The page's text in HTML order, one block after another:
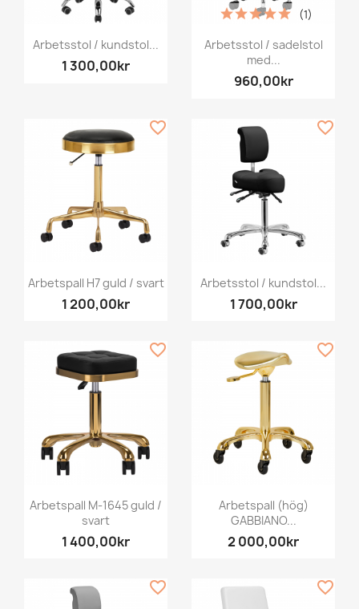
Arbetsstol / kundstol...
1 300,00kr
Arbetsstol / sadelstol
med...
960,00kr
(1)
Arbetspall H7 guld / svart
1 200,00kr
favorite_border
Arbetsstol / kundstol...
1 700,00kr
favorite_border
Arbetspall M-1645 guld /
svart
1 400,00kr
favorite_border
Arbetspall (hög)
GABBIANO...
2 000,00kr
favorite_border
favorite_border favorite_border